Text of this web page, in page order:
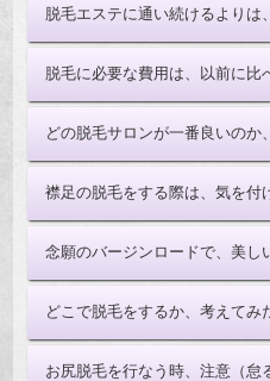
脱毛エステに通い続けるよりは
脱毛に必要な費用は、以前に比
どの脱毛サロンが一番良いのか
襟足の脱毛をする際は、気を付
念願のバージンロードで、美し
どこで脱毛をするか、考えてみ
お尻脱毛を行なう時、注意（怠